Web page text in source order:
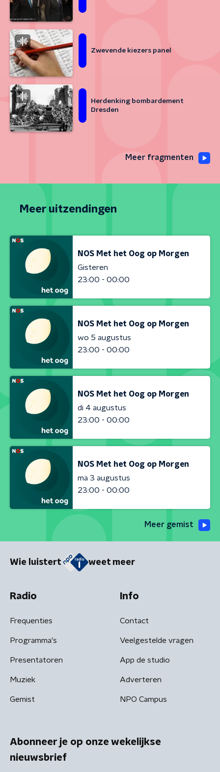
Zwevende kiezers panel
Herdenking bombardement
Dresden
Meer fragmenten
Meer uitzendingen
NOS Met het Oog op Morgen
Gisteren
23:00 - 00:00
NOS Met het Oog op Morgen
wo 5 augustus
23:00 - 00:00
NOS Met het Oog op Morgen
di 4 augustus
23:00 - 00:00
NOS Met het Oog op Morgen
ma 3 augustus
23:00 - 00:00
Meer gemist
Wie luistert weet meer
Radio
Frequenties
Programma's
Presentatoren
Muziek
Gemist
Info
Contact
Veelgestelde vragen
App de studio
Adverteren
NPO Campus
Abonneer je op onze wekelijkse
nieuwsbrief